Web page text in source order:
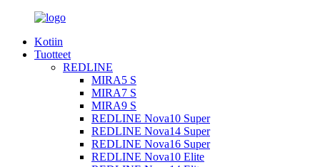
Kotiin
Tuotteet
REDLINE
MIRA5 S
MIRA7 S
MIRA9 S
REDLINE Nova10 Super
REDLINE Nova14 Super
REDLINE Nova16 Super
REDLINE Nova10 Elite